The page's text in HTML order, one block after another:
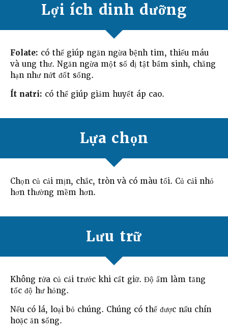
Lợi ích dinh dưỡng
Folate: có thể giúp ngăn ngừa bệnh tim, thiếu máu
và ung thư. Ngăn ngừa một số dị tật bẩm sinh, chẳng
hạn như nứt đốt sống.
Ít natri: có thể giúp giảm huyết áp cao.
Lựa chọn
Chọn củ cải mịn, chắc, tròn và có màu tối. Củ cải nhỏ
hơn thường mềm hơn.
Lưu trữ
Không rửa củ cải trước khi cất giữ. Độ ẩm làm tăng
tốc độ hư hỏng.
Nếu có lá, loại bỏ chúng. Chúng có thể được nấu chín
hoặc ăn sống.